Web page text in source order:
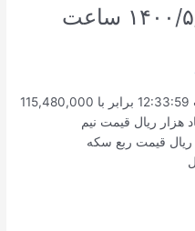
قیمت سکه امروز ۱۴۰۰/۵/۲۰ ساعت
قیمت سکه امروز ۱۴۰۰/۵/۲۰ ساعت 12:33:59 برابر با 115,480,000
هزار ریال قیمت نیم
میلیون ریال قیمت ربع سکه